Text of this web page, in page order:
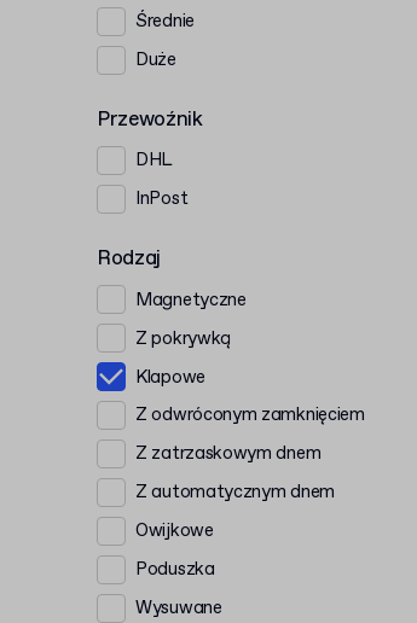
Średnie
Duże
Przewoźnik
DHL
InPost
Rodzaj
Magnetyczne
Z pokrywką
Klapowe
Z odwróconym zamknięciem
Z zatrzaskowym dnem
Z automatycznym dnem
Owijkowe
Poduszka
Wysuwane